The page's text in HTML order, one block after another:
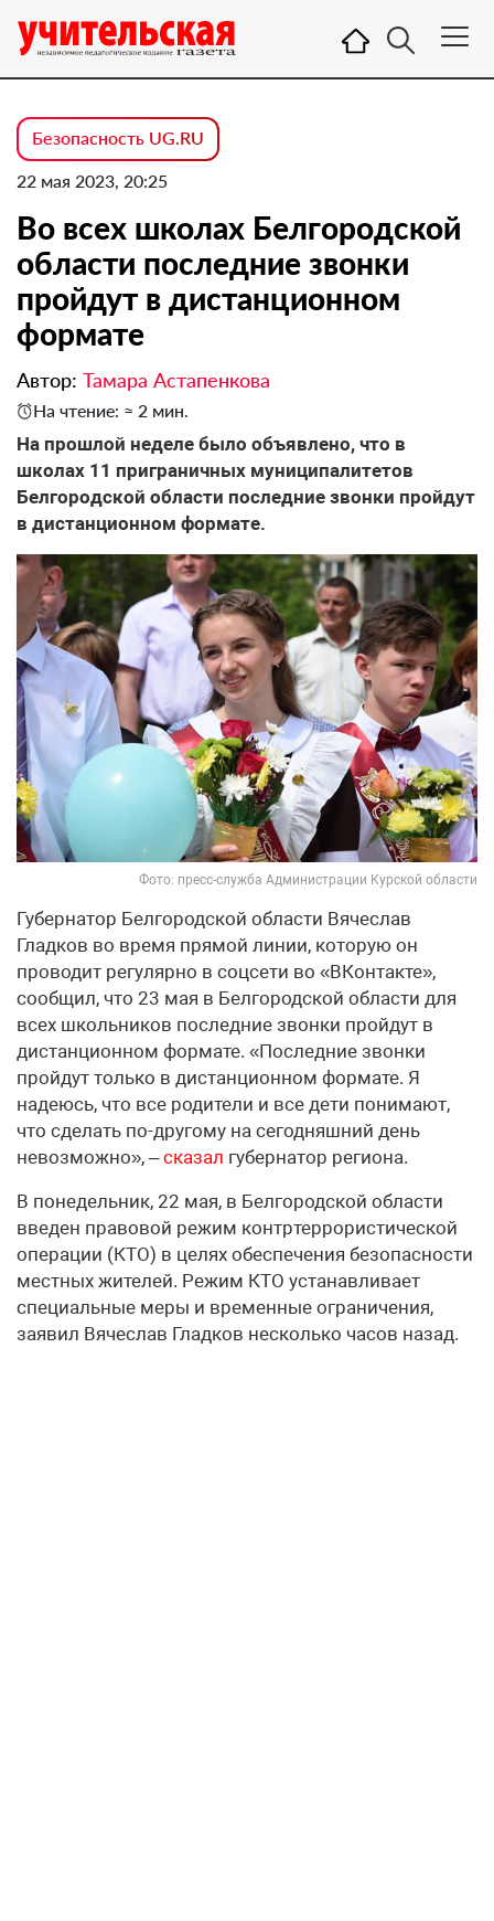
Безопасность UG.RU
22 мая 2023, 20:25
Во всех школах Белгородской
области последние звонки
пройдут в дистанционном
формате
Автор: Тамара Астапенкова
На чтение: ≈ 2 мин.
На прошлой неделе было объявлено, что в
школах 11 приграничных муниципалитетов
Белгородской области последние звонки пройдут
в дистанционном формате.
Фото: пресс-служба Администрации Курской области
Губернатор Белгородской области Вячеслав
Гладков во время прямой линии, которую он
проводит регулярно в соцсети во «ВКонтакте»,
сообщил, что 23 мая в Белгородской области для
всех школьников последние звонки пройдут в
дистанционном формате. «Последние звонки
пройдут только в дистанционном формате. Я
надеюсь, что все родители и все дети понимают,
что сделать по-другому на сегодняшний день
невозможно», –сказал губернатор региона.
В понедельник, 22 мая, в Белгородской области
введен правовой режим контртеррористической
операции (КТО) в целях обеспечения безопасности
местных жителей. Режим КТО устанавливает
специальные меры и временные ограничения,
заявил Вячеслав Гладков несколько часов назад.